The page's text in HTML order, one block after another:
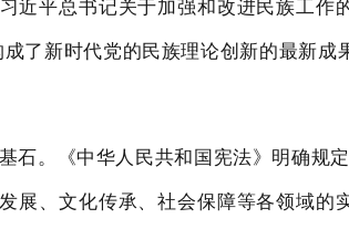
近平总书记关于加强和改进民族工作
了新时代党的民族理论创新的最新成
石。《中华人 民共和国宪法》明确规
展、文化传承、社会保障等各领域的